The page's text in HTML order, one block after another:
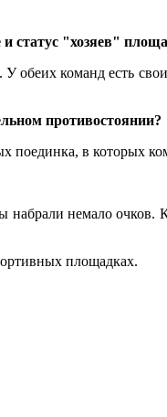
статус "хозяев"
обеих команд есть
противостоянии?
поединка, в которых
немало очков.
площадках.